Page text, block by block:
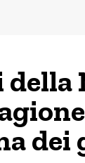
dei